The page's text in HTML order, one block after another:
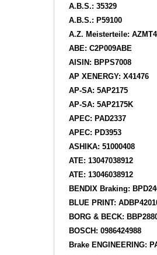
A.B.S.: 35329
A.B.S.: P59100
A.Z. Meisterteile:
ABE: C2P009ABE
AISIN: BPPS7008
AP XENERGY: X41476
AP-SA: 5AP2175
AP-SA: 5AP2175K
APEC: PAD2337
APEC: PD3953
ASHIKA: 51000408
ATE: 13047038912
ATE: 13046038912
BENDIX Braking:
BLUE PRINT:
BORG & BECK:
BOSCH: 0986424988
Brake ENGINEERING: